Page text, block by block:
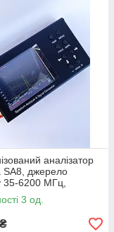
аналізатор
SA8, джерело
35-6200 МГц,
бездротовий
сигналів,
3 од.
₴